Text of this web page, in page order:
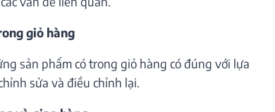
giỏ hàng
sản phẩm có trong giỏ hàng có đúng với lựa
sửa và điều chỉnh lại.